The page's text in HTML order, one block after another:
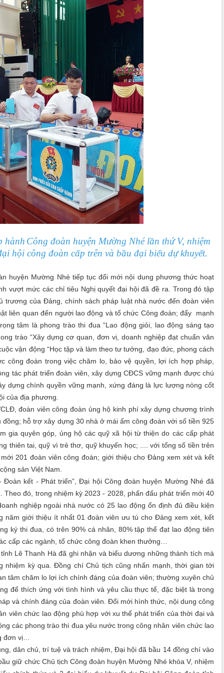
hành Công đoàn huyện Mường Nhé lần thứ V, nhiệm
hội công đoàn cấp trên và bầu đại biểu dự khuyết.
Mường Nhé tiếp tục đổi mới nội dung phương thức hoạt
vượt mức các chỉ tiêu Nghị quyết đại hội đã đề ra. Trong đó tập
trương của Đảng, chính sách pháp luật nhà nước đến đoàn viên
liên quan đến người lao động và tổ chức Công đoàn; đẩy mạnh
tâm là phong trào thi đua “Lao động giỏi, lao động sáng tạo
trào “Xây dựng cơ quan, đơn vị, doanh nghiệp đạt chuẩn văn
vận động “Học tập và làm theo tư tưởng, đạo đức, phong cách
công đoàn trong việc chăm lo, bảo vệ quyền, lợi ích hợp pháp,
tác phát triển đoàn viên, xây dựng CĐCS vững mạnh được chú
dựng chính quyền vững mạnh, xứng đáng là lực lượng nòng cốt
của địa phương.
đoàn viên công đoàn ủng hộ kinh phí xây dựng chương trình
hỗ trợ xây dựng 30 nhà ở mái ấm công đoàn với số tiền 925
gia quyên góp, ủng hộ các quỹ xã hội từ thiện do các cấp phát
thiên tai, quỹ vì trẻ thơ, quỹ khuyến học; .... với tổng số tiền trên
201 đoàn viên công đoàn; giới thiệu cho Đảng xem xét và kết
sản Việt Nam.
kết - Phát triển”, Đại hội Công đoàn huyện Mường Nhé đã
đó, trong nhiệm kỳ 2023 - 2028, phấn đấu phát triển mới 40
nghiệp ngoài nhà nước có 25 lao động ổn định đủ điều kiện
năm giới thiệu ít nhất 01 đoàn viên ưu tú cho Đảng xem xét, kết
ký thi đua, có trên 90% cá nhân, 80% tập thể đạt lao động tiên
cấp các ngành, tổ chức công đoàn khen thưởng…
Thanh Hà đã ghi nhận và biểu dương những thành tích mà
nhiệm kỳ qua. Đồng chí Chủ tịch cũng nhấn mạnh, thời gian tới
tâm chăm lo lợi ích chính đáng của đoàn viên; thường xuyên chủ
để thích ứng với tình hình và yêu cầu thực tế, đặc biệt là trong
và chính đáng của đoàn viên. Đổi mới hình thức, nội dung công
viên chức lao động phù hợp với xu thế phát triển của thời đại và
các phong trào thi đua yêu nước trong công nhân viên chức lao
đơn vị…
dân chủ, trí tuệ và trách nhiệm, Đại hội đã bầu 14 đồng chí vào
giữ chức Chủ tịch Công đoàn huyện Mường Nhé khóa V, nhiệm